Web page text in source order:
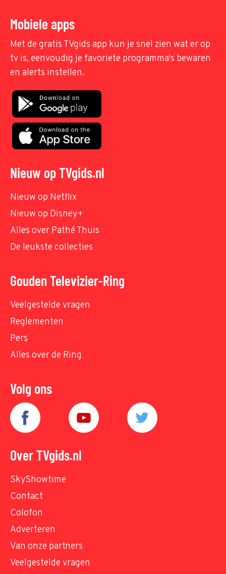
Mobiele apps
Met de gratis TVgids app kun je snel zien wat er op
tv is, eenvoudig je favoriete programma's bewaren
en alerts instellen.
Nieuw op TVgids.nl
Nieuw op Netflix
Nieuw op Disney+
Alles over Pathé Thuis
De leukste collecties
Gouden Televizier-Ring
Veelgestelde vragen
Reglementen
Pers
Alles over de Ring
Volg ons
Over TVgids.nl
SkyShowtime
Contact
Colofon
Adverteren
Van onze partners
Veelgestelde vragen